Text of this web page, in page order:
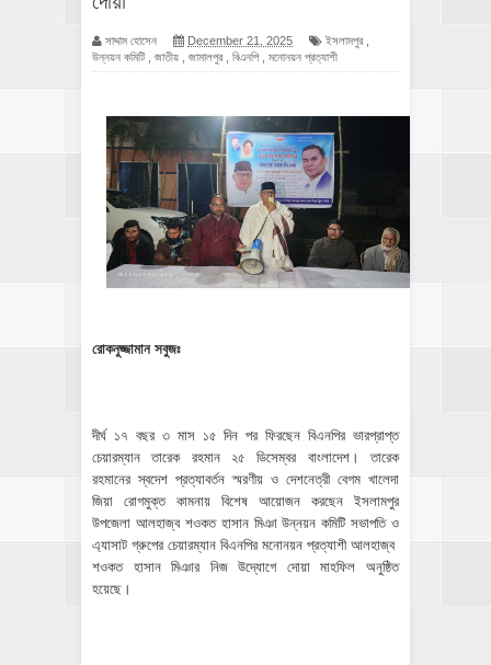
সাদ্দাম হোসেন December 21, 2025 ইসলামপুর
উন্নয়ন কমিটি, জাতীয় জামালপুর বিএনপি, মনোনয়ন প্রত্যাশী
রোকনুজ্জামান সবুজঃ
দীর্ঘ ১৭ বছর ৩ মাস ১৫ দিন পর ফিরছেন বিএনপির ভারপ্রাপ্ত
চেয়ারম্যান তারেক রহমান ২৫ ডিসেম্বর বাংলাদেশ। তারেক
রহমানের স্বদেশ প্রত্যাবর্তন স্মরণীয় ও দেশনেত্রী বেগম খালেদা
জিয়া রোগমুক্ত কামনায় বিশেষ আয়োজন করছেন ইসলামপুর
উপজেলা আলহাজ্ব শওকত হাসান মিঞা উন্নয়ন কমিটি সভাপতি ও
এ্যাসাট গ্রুপের চেয়ারম্যান বিএনপির মনোনয়ন প্রত্যাশী আলহাজ্ব
শওকত হাসান মিঞার নিজ উদ্যােগে দোয়া মাহফিল অনুষ্ঠিত
হয়েছে।